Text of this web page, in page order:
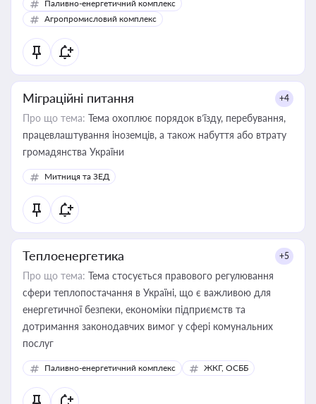
Паливно-енергетичний комплекс
Агропромисловий комплекс
Міграційні питання +4
Про що тема: Тема охоплює порядок в’їзду, перебування,
працевлаштування іноземців, а також набуття або втрату
громадянства України
Митниця та ЗЕД
Теплоенергетика +5
Про що тема: Тема стосується правового регулювання
сфери теплопостачання в Україні, що є важливою для
енергетичної безпеки, економіки підприємств та
дотримання законодавчих вимог у сфері комунальних
послуг
Паливно-енергетичний комплекс ЖКГ, ОСББ